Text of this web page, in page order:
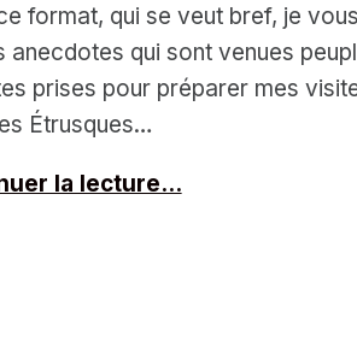
format, qui se veut bref, je
anecdotes qui sont venues
prises pour préparer mes
Étrusques…
la lecture…